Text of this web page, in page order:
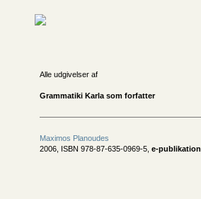
Alle udgivelser af
Grammatiki Karla som forfatter
Maximos Planoudes
2006, ISBN 978-87-635-0969-5, e-publikation